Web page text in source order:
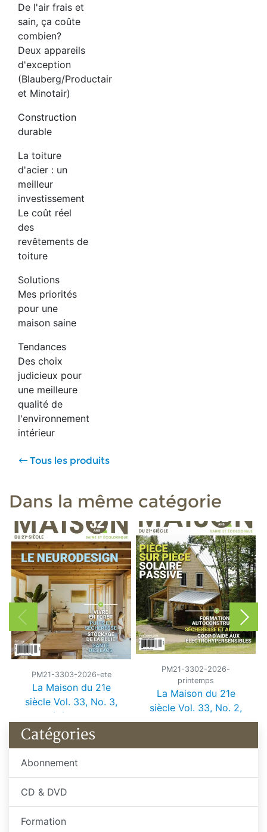
De l'air frais et
sain, ça coûte
combien?
Deux appareils
d'exception
(Blauberg/Productair
et Minotair)
Construction
durable
La toiture
d'acier : un
meilleur
investissement
Le coût réel
des
revêtements de
toiture
Solutions
Mes priorités
pour une
maison saine
Tendances
Des choix
judicieux pour
une meilleure
qualité de
l'environnement
intérieur
Tous les produits
Dans la même catégorie
PM21-3303-2026-ete
La Maison du 21e
siècle Vol. 33, No. 3,
été 2026
PM21-3302-2026-
printemps
La Maison du 21e
siècle Vol. 33, No. 2,
printemps 2026
Catégories
Abonnement
CD & DVD
Formation